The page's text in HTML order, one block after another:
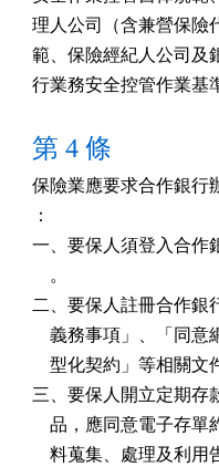
理人公司（含兼營保險
範、保險經紀人公司及
行業務安全控管作業基
第 4 條
保險業應要求合作銀行
：
一、要保人須登入合作
    。
二、要保人註冊合作銀
義務事項」、「同
型化契約」等相關文
三、要保人開立定期存
品，應同意電子存
料蒐集、處理及利